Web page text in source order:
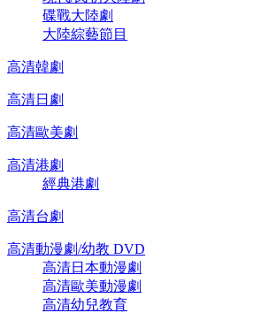
碟戰大陸劇
大陸綜藝節目
高清韓劇
高清日劇
高清歐美劇
高清港劇
經典港劇
高清台劇
高清動漫劇/幼教 DVD
高清日本動漫劇
高清歐美動漫劇
高清幼兒教育